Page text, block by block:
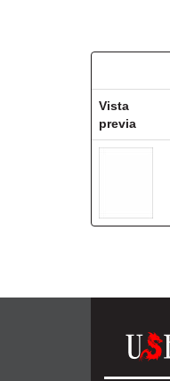
Vista
previa